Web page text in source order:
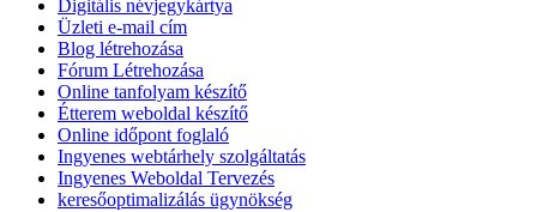
Digitális névjegykártya
Üzleti e-mail cím
Blog létrehozása
Fórum Létrehozása
Online tanfolyam készítő
Étterem weboldal készítő
Online időpont foglaló
Ingyenes webtárhely szolgáltatás
Ingyenes Weboldal Tervezés
keresőoptimalizálás ügynökség